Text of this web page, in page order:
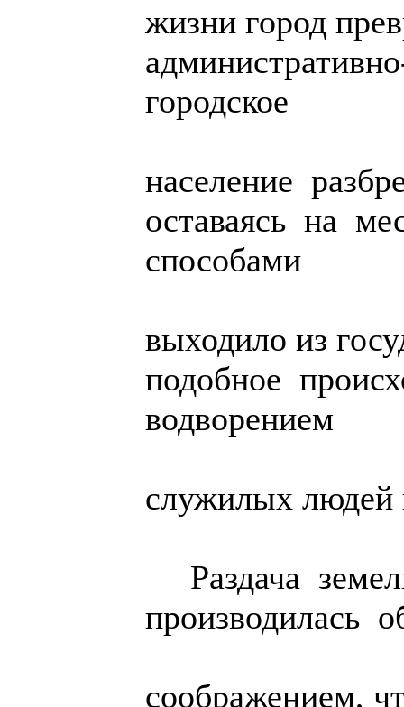
жизни город
городское
население
оставаясь на
способами
выходило из
подобное
водворением
служилых людей
Раздача
производилась
соображением,